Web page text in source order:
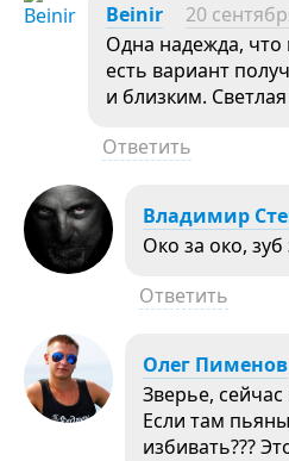
Beinir 20
Одна надежда, что
есть вариант
и близким.
Ответить
Владимир
Око за око,
Ответить
Олег Пименов
Зверье,
Если там
избивать???